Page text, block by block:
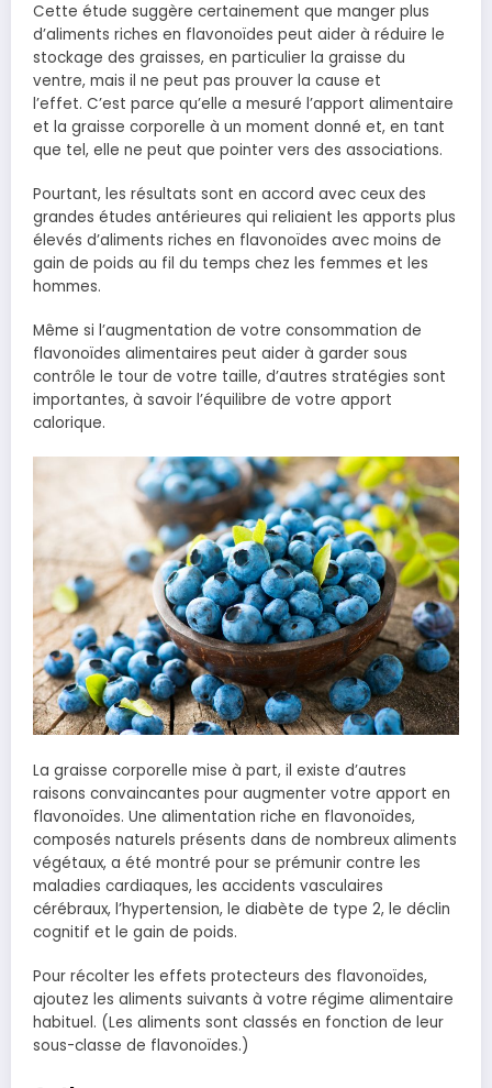
Cette étude suggère certainement que manger plus
d’aliments riches en flavonoïdes peut aider à réduire le
stockage des graisses, en particulier la graisse du
ventre, mais il ne peut pas prouver la cause et
l’effet. C’est parce qu’elle a mesuré l’apport alimentaire
et la graisse corporelle à un moment donné et, en tant
que tel, elle ne peut que pointer vers des associations.
Pourtant, les résultats sont en accord avec ceux des
grandes études antérieures qui reliaient les apports plus
élevés d’aliments riches en flavonoïdes avec moins de
gain de poids au fil du temps chez les femmes et les
hommes.
Même si l’augmentation de votre consommation de
flavonoïdes alimentaires peut aider à garder sous
contrôle le tour de votre taille, d’autres stratégies sont
importantes, à savoir l’équilibre de votre apport
calorique.
La graisse corporelle mise à part, il existe d’autres
raisons convaincantes pour augmenter votre apport en
flavonoïdes. Une alimentation riche en flavonoïdes,
composés naturels présents dans de nombreux aliments
végétaux, a été montré pour se prémunir contre les
maladies cardiaques, les accidents vasculaires
cérébraux, l’hypertension, le diabète de type 2, le déclin
cognitif et le gain de poids.
Pour récolter les effets protecteurs des flavonoïdes,
ajoutez les aliments suivants à votre régime alimentaire
habituel. (Les aliments sont classés en fonction de leur
sous-classe de flavonoïdes.)